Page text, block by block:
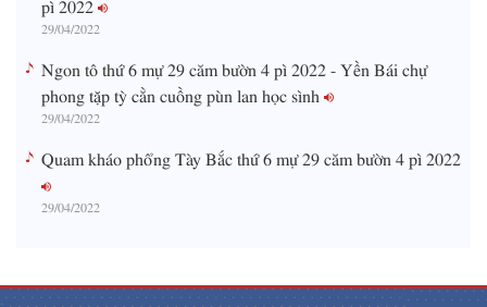
29/04/2022
Ngon tô thứ 6 mự 29 căm bườn 4 pì 2022 - Yền Bái chự
phong tặp tỳ cằn cuồng pùn lan học sình
29/04/2022
Quam kháo phổng Tày Bắc thứ 6 mự 29 căm bườn 4 pì 2022
29/04/2022